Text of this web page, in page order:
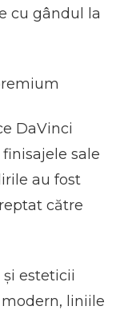
cu gândul la
DaVinci
sale
au fost
către
esteticii
liniile